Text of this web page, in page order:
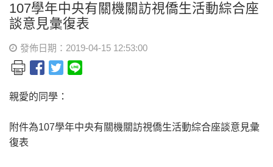
107學年中央有關機關訪視僑生活動綜合座
談意見彙復表
發佈日期：2019-04-15 12:53:00
親愛的同學：
附件為107學年中央有關機關訪視僑生活動綜合座談意見彙
復表